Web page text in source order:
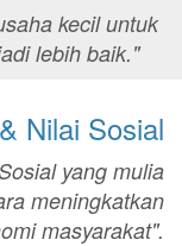
kecil untuk
lebih baik."
Nilai Sosial
yang mulia
meningkatkan
masyarakat".